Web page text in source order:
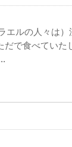
の人々は）
で食べてい